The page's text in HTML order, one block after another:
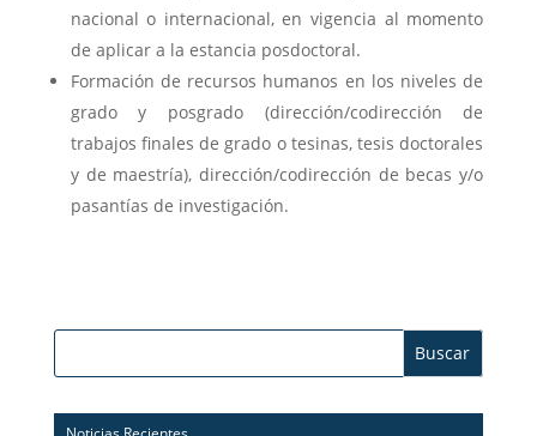
nacional o internacional, en vigencia al momento
de aplicar a la estancia posdoctoral.
Formación de recursos humanos en los niveles de
grado y posgrado (dirección/codirección de
trabajos finales de grado o tesinas, tesis doctorales
y de maestría), dirección/codirección de becas y/o
pasantías de investigación.
Buscar: